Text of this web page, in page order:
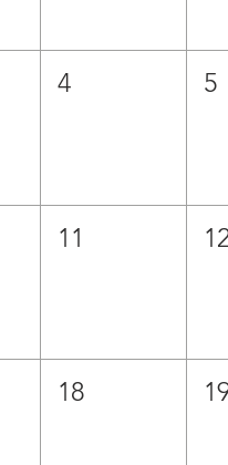
4 5
11
18